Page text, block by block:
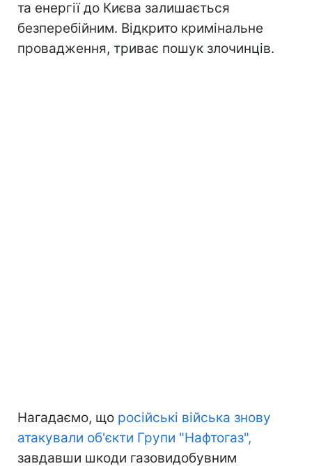
та енергії до Києва залишається
безперебійним. Відкрито кримінальне
провадження, триває пошук злочинців.
Нагадаємо, що російські війська знову
атакували об'єкти Групи "Нафтогаз",
завдавши шкоди газовидобувним